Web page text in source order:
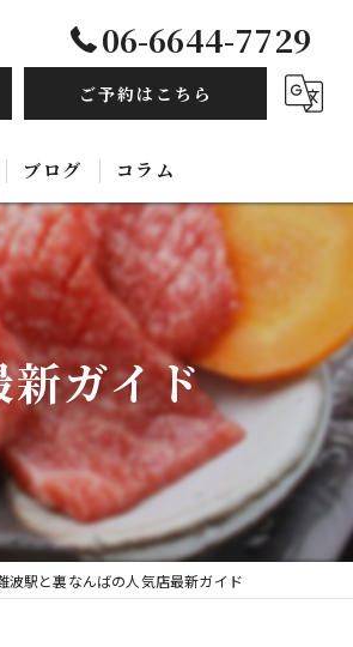
06-6644-7729
ご予約はこちら
ブログ コラム
ガイド
波駅と裏なんばの人気店最新ガイド